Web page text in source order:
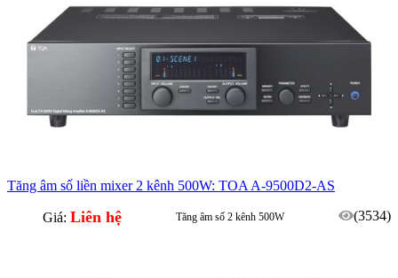
Tăng âm số liền mixer 2 kênh 500W: TOA A-9500D2-AS
Giá: Liên hệ (3534)
Tăng âm số 2 kênh 500W